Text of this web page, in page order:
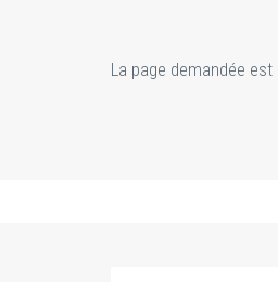
La page demandée